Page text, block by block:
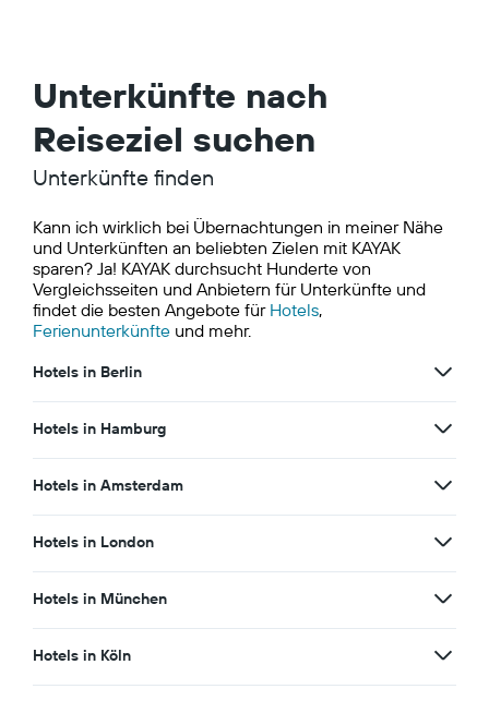
Unterkünfte nach
Reiseziel suchen
Unterkünfte finden
Kann ich wirklich bei Übernachtungen in meiner Nähe
und Unterkünften an beliebten Zielen mit KAYAK
sparen? Ja! KAYAK durchsucht Hunderte von
Vergleichsseiten und Anbietern für Unterkünfte und
findet die besten Angebote für Hotels,
Ferienunterkünfte und mehr.
Hotels in Berlin
Hotels in Hamburg
Hotels in Amsterdam
Hotels in London
Hotels in München
Hotels in Köln